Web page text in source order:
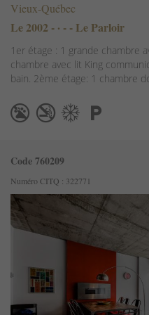
Vieux-Québec
Le 2002 - · - - Le Parloir
1er étage : 1 grande chambre
chambre avec lit King
bain. 2ème étage: 1 chambre
Code 760209
Numéro CITQ : 322771